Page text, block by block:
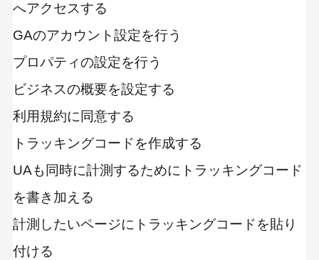
へアクセスする
GAのアカウント設定を行う
プロパティの設定を行う
ビジネスの概要を設定する
利用規約に同意する
トラッキングコードを作成する
UAも同時に計測するためにトラッキングコード
を書き加える
計測したいページにトラッキングコードを貼り
付ける